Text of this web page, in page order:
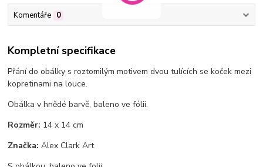
Komentáře 0
Kompletní specifikace
Přání do obálky s roztomilým motivem dvou tulících se koček mezi
kopretinami na louce.
Obálka v hnědé barvě, baleno ve fólii.
Rozměr: 14 x 14 cm
Značka: Alex Clark Art